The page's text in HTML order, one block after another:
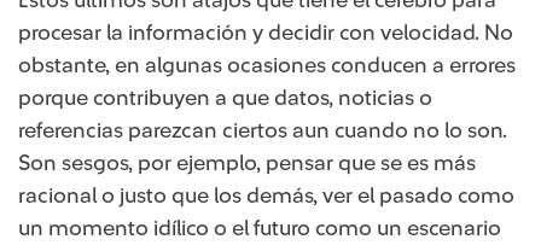
procesar la información y decidir con velocidad. No
obstante, en algunas ocasiones conducen a errores
porque contribuyen a que datos, noticias o
referencias parezcan ciertos aun cuando no lo son.
Son sesgos, por ejemplo, pensar que se es más
racional o justo que los demás, ver el pasado como
un momento idílico o el futuro como un escenario